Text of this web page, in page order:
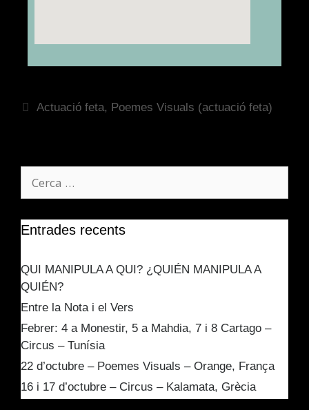
Actuació feta, Poemes Visuals (actuació feta)
Entrades recents
QUI MANIPULA A QUI? ¿QUIÉN MANIPULA A
QUIÉN?
Entre la Nota i el Vers
Febrer: 4 a Monestir, 5 a Mahdia, 7 i 8 Cartago –
Circus – Tunísia
22 d’octubre – Poemes Visuals – Orange, França
16 i 17 d’octubre – Circus – Kalamata, Grècia